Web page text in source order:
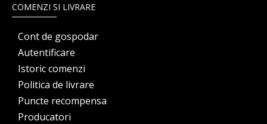
COMENZI SI LIVRARE
Cont de gospodar
Autentificare
Istoric comenzi
Politica de livrare
Puncte recompensa
Producatori